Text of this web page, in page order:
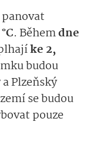
. Běhemdne
ke 2,
budou
Plzeňský
se budou
pouze